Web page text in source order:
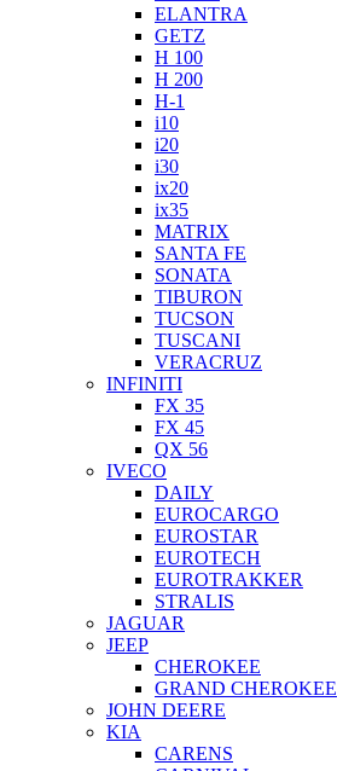
ELANTRA
GETZ
H 100
H 200
H-1
i10
i20
i30
ix20
ix35
MATRIX
SANTA FE
SONATA
TIBURON
TUCSON
TUSCANI
VERACRUZ
INFINITI
FX 35
FX 45
QX 56
IVECO
DAILY
EUROCARGO
EUROSTAR
EUROTECH
EUROTRAKKER
STRALIS
JAGUAR
JEEP
CHEROKEE
GRAND CHEROKEE
JOHN DEERE
KIA
CARENS